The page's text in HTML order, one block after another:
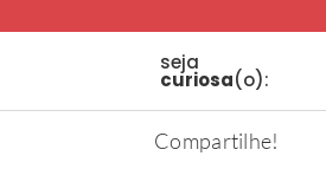
seja
curiosa(o):
Compartilhe!